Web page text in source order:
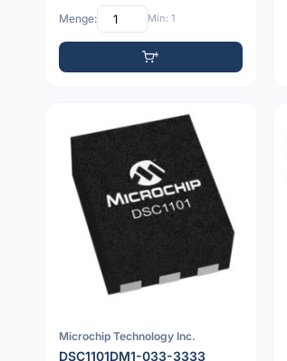
Menge: Min: 1
Microchip Technology Inc.
DSC1101DM1-033-3333